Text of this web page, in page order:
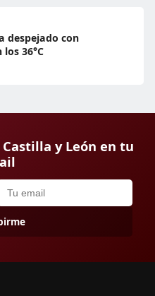
despejado con
36°C
y León en tu